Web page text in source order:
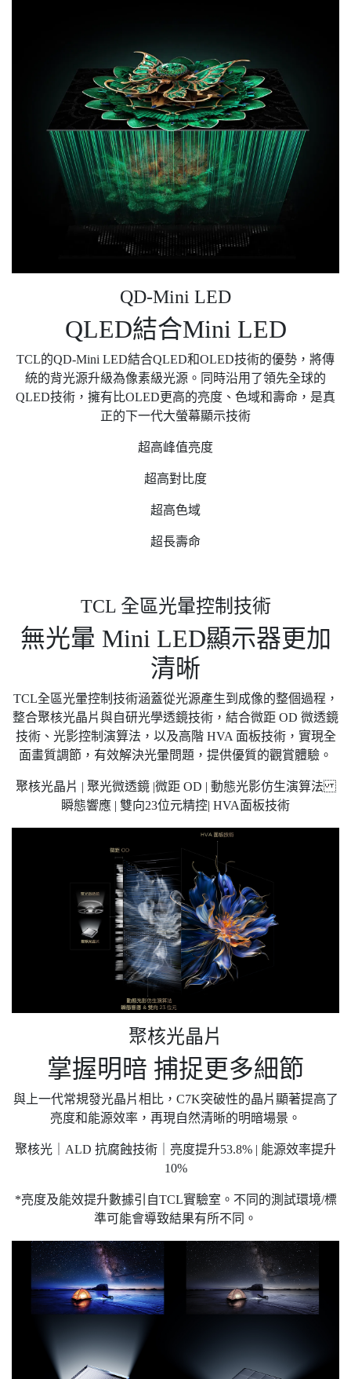
QD-Mini LED
QLED結合Mini LED
TCL的QD-Mini LED結合QLED和OLED技術的優勢，將傳
統的背光源升級為像素級光源。同時沿用了領先全球的
QLED技術，擁有比OLED更高的亮度、色域和壽命，是真
正的下一代大螢幕顯示技術
超高峰值亮度
超高對比度
超高色域
超長壽命
TCL 全區光暈控制技術
無光暈 Mini LED顯示器更加
清晰
TCL全區光暈控制技術涵蓋從光源產生到成像的整個過程，
整合聚核光晶片與自研光學透鏡技術，結合微距 OD 微透鏡
技術、光影控制演算法，以及高階 HVA 面板技術，實現全
面畫質調節，有效解決光暈問題，提供優質的觀賞體驗。
聚核光晶片 | 聚光微透鏡 |微距 OD | 動態光影仿生演算法
瞬態響應 | 雙向23位元精控| HVA面板技術
聚核光晶片
掌握明暗 捕捉更多細節
與上一代常規發光晶片相比，C7K突破性的晶片顯著提高了
亮度和能源效率，再現自然清晰的明暗場景。
聚核光｜ALD 抗腐蝕技術｜亮度提升53.8% | 能源效率提升
10%
*亮度及能效提升數據引自TCL實驗室。不同的測試環境/標
準可能會導致結果有所不同。